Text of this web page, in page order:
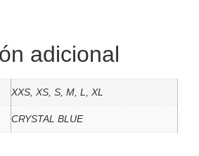
adicional
XXS, XS, S, M, L, XL
CRYSTAL BLUE